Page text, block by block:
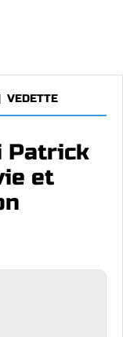
VEDETTE
Patrick
et